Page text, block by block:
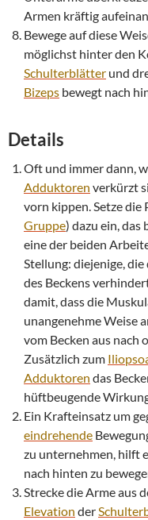
Armen kräftig
Bewege auf diese
möglichst hinter den
Schulterblätter und
Bizeps bewegt nach
Details
Oft und immer dann,
Adduktoren verkürzt
vorn kippen. Setze
Gruppe) dazu ein, das
eine der beiden
Stellung: diejenige, die
des Beckens
damit, dass die
unangenehme Weise
vom Becken aus nach
Zusätzlich zum
Adduktoren das
hüftbeugende
Ein Krafteinsatz um
eindrehende
zu unternehmen, hilft
nach hinten zu
Strecke die Arme aus
Elevation der